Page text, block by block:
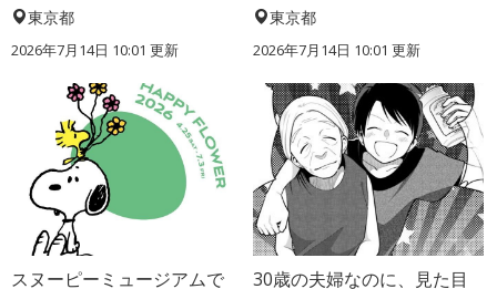
東京都
2026年7月14日 10:01 更新
東京都
2026年7月14日 10:01 更新
スヌーピーミュージアムで
30歳の夫婦なのに、見た目